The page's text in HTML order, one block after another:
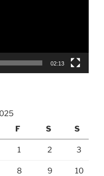
02:13
F S S
1 2 3
8 9 10